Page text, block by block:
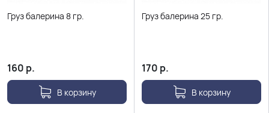
Груз балерина 8 гр.
160 р.
В корзину
Груз балерина 25 гр.
170 р.
В корзину